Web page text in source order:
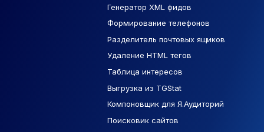
Генератор XML фидов
Формирование телефонов
Разделитель почтовых ящиков
Удаление HTML тегов
Таблица интересов
Выгрузка из TGStat
Компоновщик для Я.Аудиторий
Поисковик сайтов
РСЯ площадки